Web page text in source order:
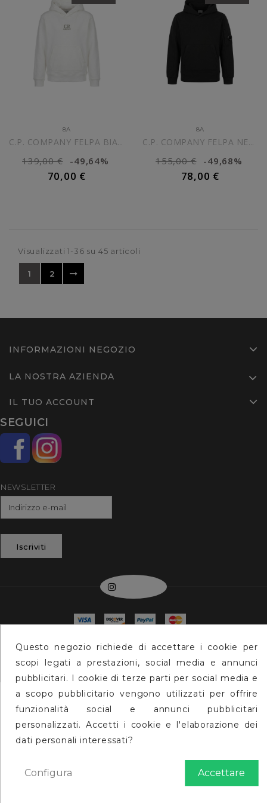
8A
C.P. COMPANY FELPA BIANCA...
139,00 € -49,64%
70,00 €
AGGIUNGI AL CARRELLO
8A
C.P. COMPANY FELPA NERA CON...
155,00 € -49,68%
78,00 €
AGGIUNGI AL CARRELLO
Visualizzati 1-36 su 45 articoli
1 2
INFORMAZIONI NEGOZIO
LA NOSTRA AZIENDA
IL TUO ACCOUNT
SEGUICI
NEWSLETTER
Iscriviti
Instagram
© 2026 - Max Speed S..r.l. Via Monte San Michele 26
73100 Lecce P.iva 04190420754
Questo negozio richiede di accettare i cookie per
scopi legati a prestazioni, social media e annunci
pubblicitari. I cookie di terze parti per social media e
a scopo pubblicitario vengono utilizzati per offrire
funzionalità social e annunci pubblicitari
personalizzati. Accetti i cookie e l'elaborazione dei
dati personali interessati?
Accettare
Configura